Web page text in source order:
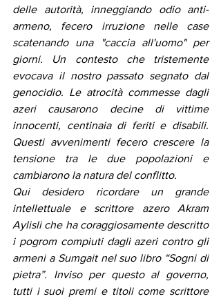
delle autorità, inneggiando odio anti-
armeno, fecero irruzione nelle case
scatenando una "caccia all'uomo" per
giorni. Un contesto che tristemente
evocava il nostro passato segnato dal
genocidio. Le atrocità commesse dagli
azeri causarono decine di vittime
innocenti, centinaia di feriti e disabili.
Questi avvenimenti fecero crescere la
tensione tra le due popolazioni e
cambiarono la natura del conflitto.
Qui desidero ricordare un grande
intellettuale e scrittore azero Akram
Aylisli che ha coraggiosamente descritto
i pogrom compiuti dagli azeri contro gli
armeni a Sumgait nel suo libro “Sogni di
pietra”. Inviso per questo al governo,
tutti i suoi premi e titoli come scrittore